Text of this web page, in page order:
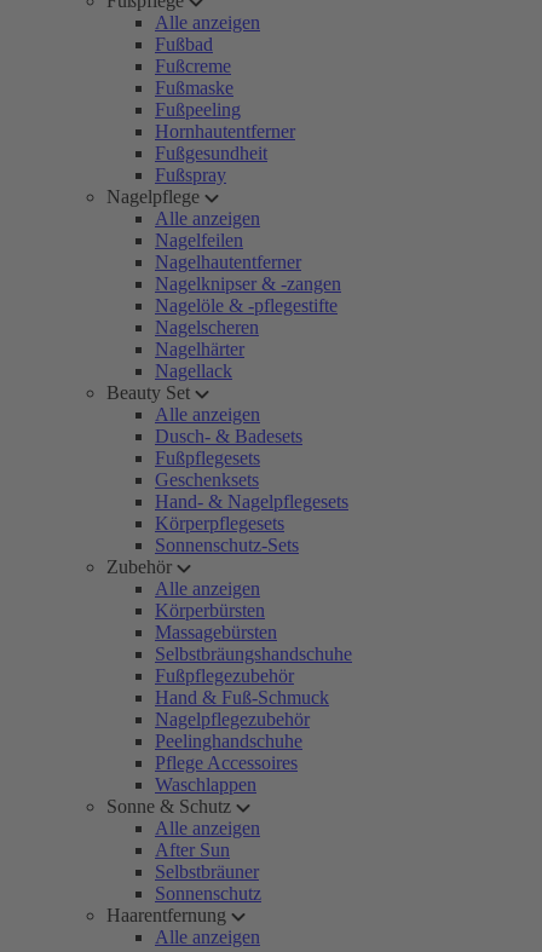
Alle anzeigen
Fußbad
Fußcreme
Fußmaske
Fußpeeling
Hornhautentferner
Fußgesundheit
Fußspray
Nagelpflege
Alle anzeigen
Nagelfeilen
Nagelhautentferner
Nagelknipser & -zangen
Nagelöle & -pflegestifte
Nagelscheren
Nagelhärter
Nagellack
Beauty Set
Alle anzeigen
Dusch- & Badesets
Fußpflegesets
Geschenksets
Hand- & Nagelpflegesets
Körperpflegesets
Sonnenschutz-Sets
Zubehör
Alle anzeigen
Körperbürsten
Massagebürsten
Selbstbräungshandschuhe
Fußpflegezubehör
Hand & Fuß-Schmuck
Nagelpflegezubehör
Peelinghandschuhe
Pflege Accessoires
Waschlappen
Sonne & Schutz
Alle anzeigen
After Sun
Selbstbräuner
Sonnenschutz
Haarentfernung
Alle anzeigen